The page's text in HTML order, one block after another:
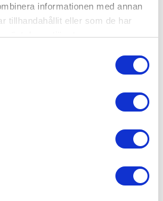
informationen med annan
tillhandahållit eller som de har
deras tjänster.
med detta också?
bemanning
löner & HR
fönsterputs & fastighetsskötsel